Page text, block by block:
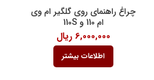
چراغ راهنمای روی گلگیر ام وی
ام 110 و 110S
6,000,000 ریال
اطلاعات بیشتر